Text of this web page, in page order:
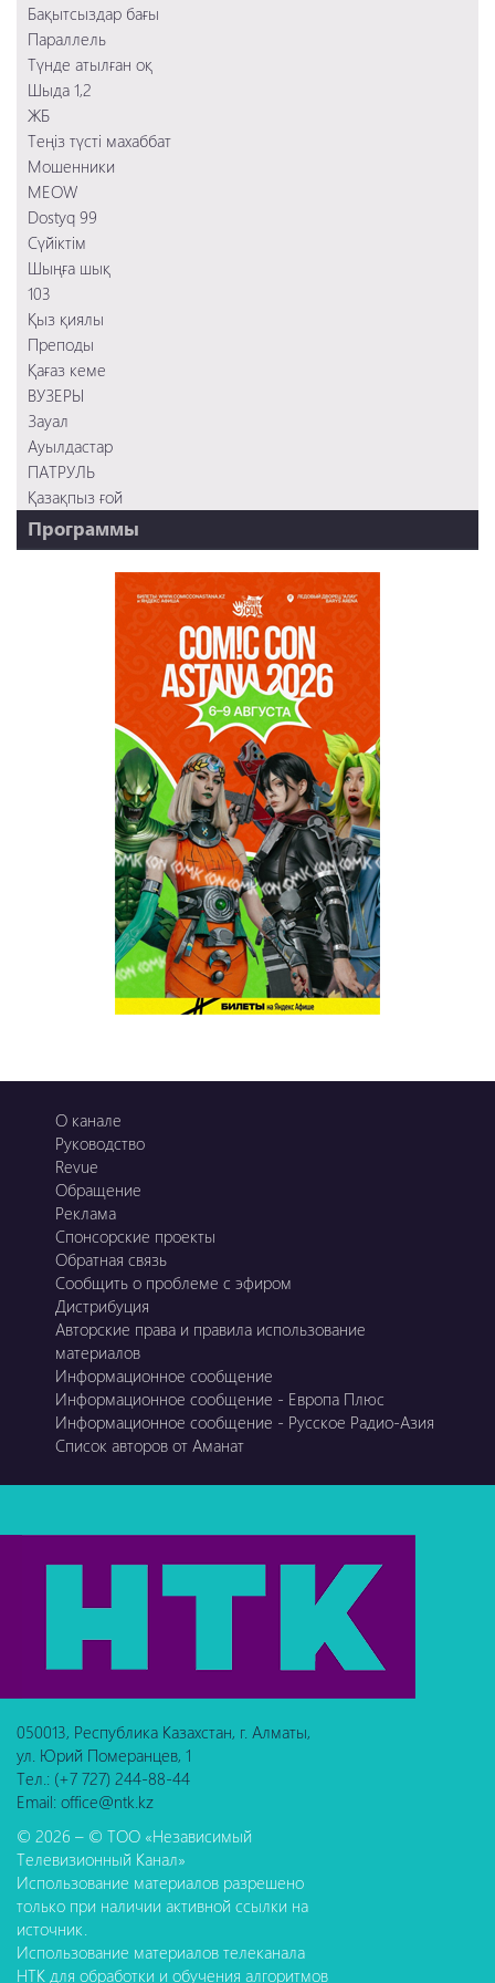
Тихоокеанский рубеж 2
Заложница 2
Смертельное шоссе
Ауылдастар
Преподы
Қағаз кеме
103
Шыңға шық
Сүйіктім
Мошенники
Бақытсыздар бағы
Параллель
Түнде атылған оқ
Шыда 1,2
ЖБ
Теңіз түсті махаббат
Мошенники
MEOW
Dostyq 99
Сүйіктім
Шыңға шық
103
Қыз қиялы
Преподы
Қағаз кеме
ВУЗЕРЫ
Зауал
Ауылдастар
ПАТРУЛЬ
Қазақпыз ғой
Программы
Ұ-Night show
О канале
Руководство
Revue
Обращение
Реклама
Спонсорские проекты
Обратная связь
Сообщить о проблеме с эфиром
Дистрибуция
Авторские права и правила использование
материалов
Информационное сообщение
Информационное сообщение - Европа Плюс
Информационное сообщение - Русское Радио-Азия
Список авторов от Аманат
050013, Республика Казахстан, г. Алматы,
ул. Юрий Померанцев, 1
Тел.: (+7 727) 244-88-44
Email: office@ntk.kz
© 2026 – © ТОО «Независимый
Телевизионный Канал»
Использование материалов разрешено
только при наличии активной ссылки на
источник.
Использование материалов телеканала
НТК для обработки и обучения алгоритмов